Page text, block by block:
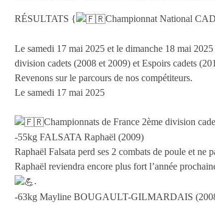
RÉSULTATS { Championnat National
Le samedi 17 mai 2025 et le dimanche 18 mai
division cadets (2008 et 2009) et Espoirs cadets
Revenons sur le parcours de nos compétiteurs.
Le samedi 17 mai 2025
Championnats de France 2ème division
-55kg FALSATA Raphaël (2009)
Raphaël Falsata perd ses 2 combats de poule et ne
Raphaël reviendra encore plus fort l’année
.
-63kg Mayline BOUGAULT-GILMARDAIS